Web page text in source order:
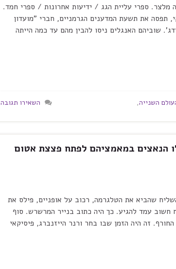
מלצר. ספרי עליית הגג / ידיעות אחרונות / ספרי חמד.
תפסה את תשעת המדענים הגרמניים, חברי "מועדון
שוביהם האנגלים ניסו להבין מהם עד כמה הייתה
השנייה,
השאירו תגובה
הנאצים במאמציהם לפתח פצצת אטום
שהביא את הטלגרמה, רכוב על אופניים, פילס את
עמד להגיע. כך היה כתוב בנייר המרשרש. סוף
לפני החורף. זה היה הזמן שבו בחר ורנר הייזנברג, פיסיקאי